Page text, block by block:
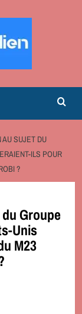
AU SUJET DU
ILS POUR
?
Groupe
Unis
M23